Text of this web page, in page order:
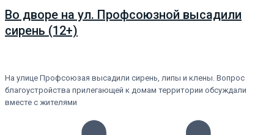
Во дворе на ул. Профсоюзной высадили
сирень (12+)
На улице Профсоюзая высадили сирень, липы и клены. Вопрос
благоустройства прилегающей к домам территории обсуждали
вместе с жителями